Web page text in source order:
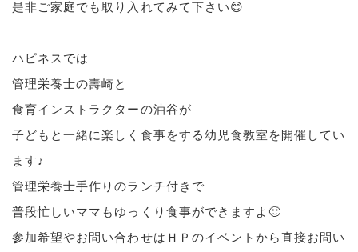
是非ご家庭でも取り入れてみて下さい😊
ハピネスでは
管理栄養士の壽崎と
食育インストラクターの油谷が
子どもと一緒に楽しく食事をする幼児食教室を開催してい
ます♪
管理栄養士手作りのランチ付きで
普段忙しいママもゆっくり食事ができますよ🙂
参加希望やお問い合わせはＨＰのイベントから直接お問い